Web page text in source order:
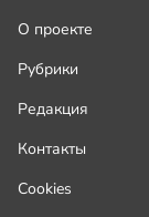
О проекте
Рубрики
Редакция
Контакты
Cookies